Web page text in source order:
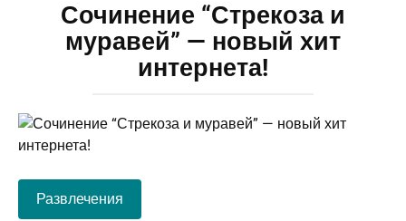
Сочинение “Стрекоза и
муравей” — новый хит
интернета!
Развлечения